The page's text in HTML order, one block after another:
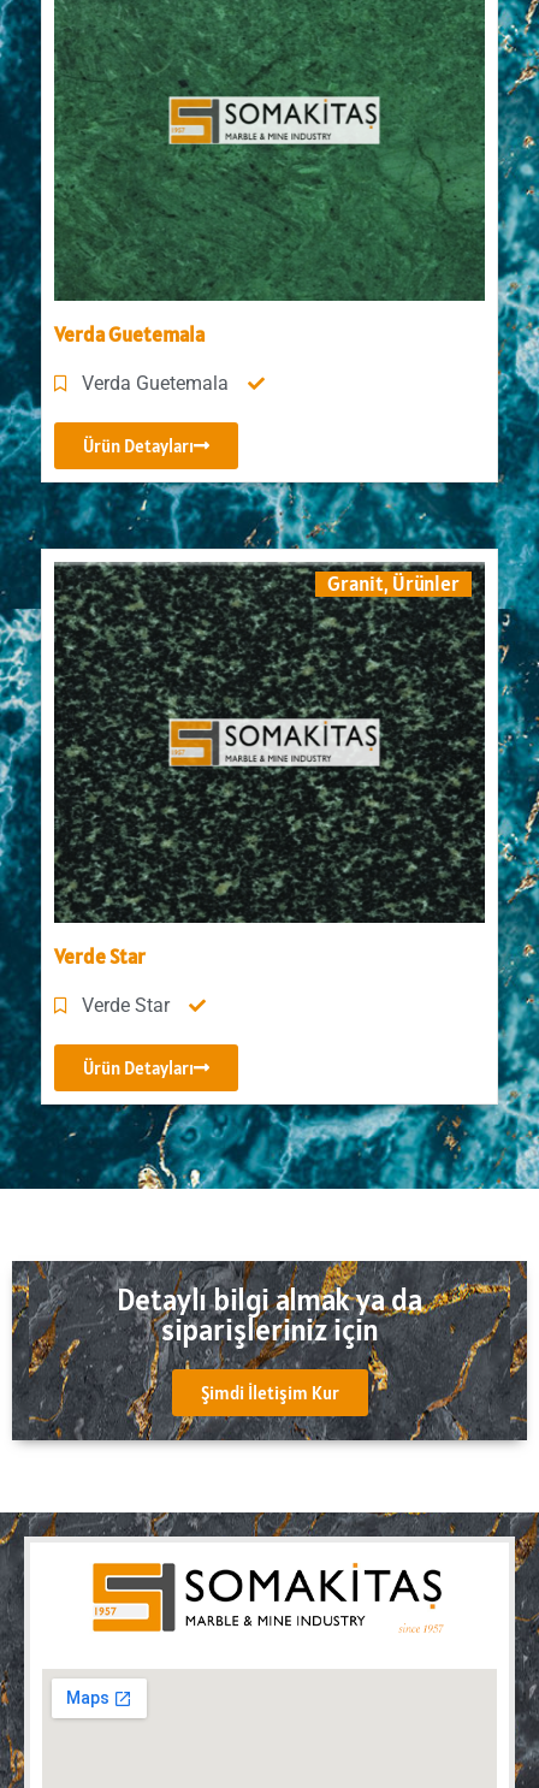
Verda Guetemala
Verda Guetemala
Ürün Detayları
Granit, Ürünler
Verde Star
Verde Star
Ürün Detayları
Detaylı bilgi almak ya da
siparişleriniz için
Şimdi İletişim Kur